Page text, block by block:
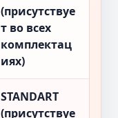
(присутствуе
т во всех
комплектац
иях)
STANDART
(присутствуе